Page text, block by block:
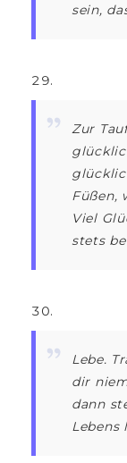
sein,
Zur
Füßen,
Viel
stets
Lebe.
dir
dann
Lebens